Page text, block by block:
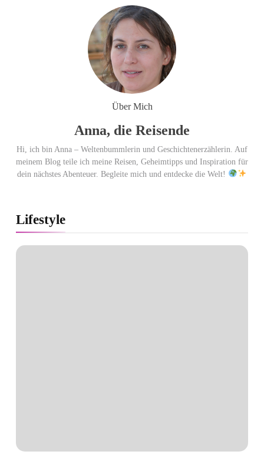
PEPE JEANS LONDON AW26
Flachste mechanische
Weltzeituhr gewinnt Red
Dot: Best of the Best 2026 /
94 von 100 Punkten.
Über Mich
Anna, die Reisende
Hi, ich bin Anna – Weltenbummlerin und Geschichtenerzählerin. Auf
meinem Blog teile ich meine Reisen, Geheimtipps und Inspiration für
dein nächstes Abenteuer. Begleite mich und entdecke die Welt!
Lifestyle